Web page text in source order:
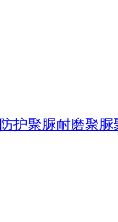
防护聚脲耐磨聚脲